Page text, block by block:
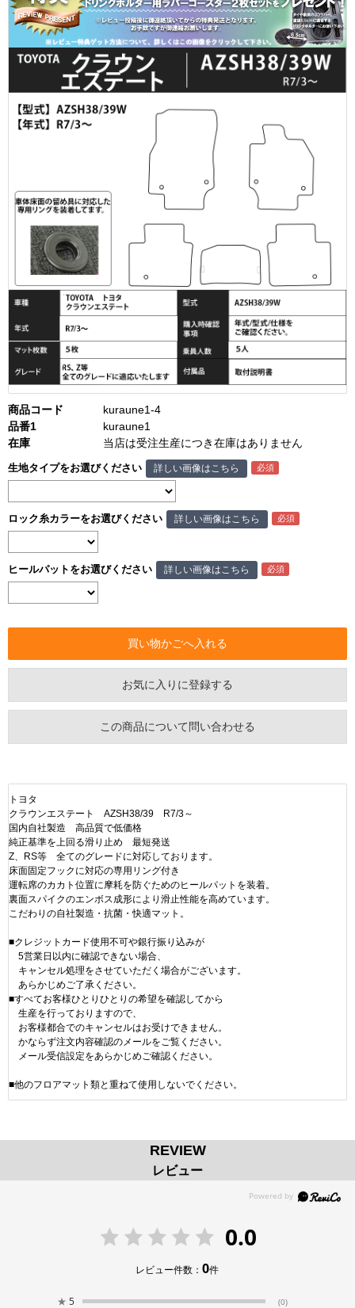
商品コード
kuraune1-4
品番1
kuraune1
在庫
当店は受注生産につき在庫はありません
生地タイプをお選びください 詳しい画像はこちら
ロック糸カラーをお選びください 詳しい画像はこちら
ヒールパットをお選びください 詳しい画像はこちら
お気に入りに登録する
この商品について問い合わせる
トヨタ
クラウンエステート AZSH38/39 R7/3～
国内自社製造 高品質で低価格
純正基準を上回る滑り止め 最短発送
Z、RS等 全てのグレードに対応しております。
床面固定フックに対応の専用リング付き
運転席のカカト位置に摩耗を防ぐためのヒールパットを装着。
裏面スパイクのエンボス成形により滑止性能を高めています。
こだわりの自社製造・抗菌・快適マット。
■クレジットカード使用不可や銀行振り込みが
5営業日以内に確認できない場合、
キャンセル処理をさせていただく場合がございます。
あらかじめご了承ください。
■すべてお客様ひとりひとりの希望を確認してから
生産を行っておりますので、
お客様都合でのキャンセルはお受けできません。
かならず注文内容確認のメールをご覧ください。
メール受信設定をあらかじめご確認ください。
■他のフロアマット類と重ねて使用しないでください。
REVIEW
レビュー
0.0
レビュー件数：0件
★ 5 (0)